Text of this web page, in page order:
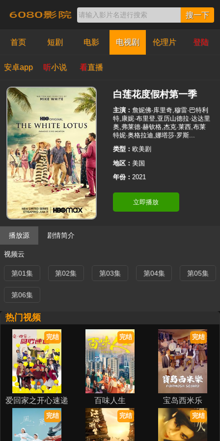
搜一下
首页 短剧 电影 电视剧 伦理片 登陆
安卓app 听小说 看直播
白莲花度假村第一季
主演：詹妮佛·库里奇,穆雷·巴特利
特,康妮·布里登,亚历山德拉·达达里
奥,弗莱德·赫钦格,杰克·莱西,布莱
特妮·奥格拉迪,娜塔莎·罗斯...
类型：欧美剧
地区：美国
年份： 2021
立即播放
播放源 剧情简介
视频云
第01集 第02集 第03集 第04集 第05集
第06集
热门视频
完结
爱回家之开心速递
2025
完结
百味人生
完结
宝岛西米乐
完结 完结 完结